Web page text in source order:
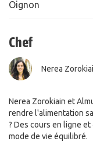
Oignon
Chef
Nerea
Nerea Zorokiain et
rendre l'alimentation
? Des cours en ligne
mode de vie équilibré.